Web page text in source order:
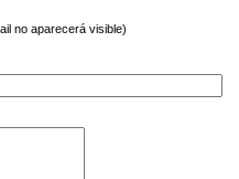
no aparecerá visible)